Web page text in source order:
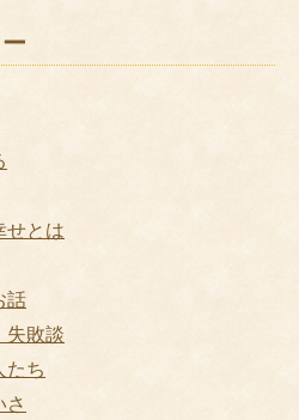
せとは
話
敗談
たち
さ